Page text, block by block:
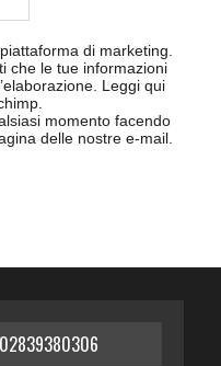
di marketing.
che le tue informazioni
Leggi qui
momento facendo
delle nostre e-mail.
02839380306